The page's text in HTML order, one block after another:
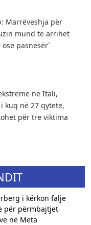
Marrëveshja për
mund të arrihet
ose pasnesër`
në Itali,
kuq në 27 qytete,
për tre viktima
i kërkon falje
për përmbajtjet
në Meta